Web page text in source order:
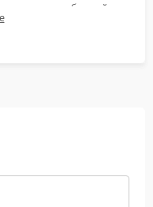
излишних вибраций,
под корпусом.